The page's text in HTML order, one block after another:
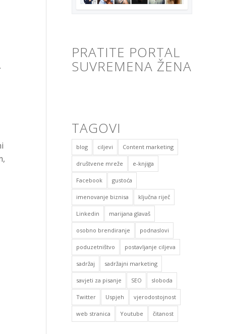
PRATITE PORTAL
SUVREMENA ŽENA
TAGOVI
blog ciljevi Content marketing
društvene mreže e-knjiga
Facebook gustoća
imenovanje biznisa ključna riječ
Linkedin marijana glavaš
osobno brendiranje podnaslovi
poduzetništvo postavljanje ciljeva
sadržaj sadržajni marketing
savjeti za pisanje SEO sloboda
Twitter Uspjeh vjerodostojnost
web stranica Youtube čitanost